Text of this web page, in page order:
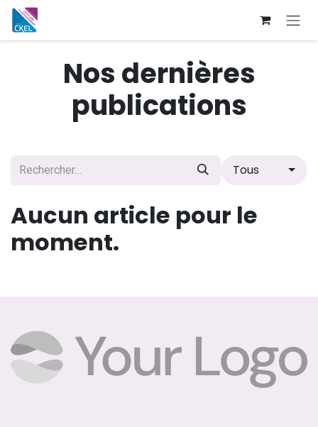
Se rendre au contenu
Nos dernières
publications
Tous
Aucun article pour le
moment.